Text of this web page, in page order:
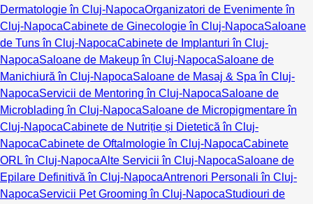
Dermatologie în Cluj-NapocaOrganizatori de Evenimente în
Cluj-NapocaCabinete de Ginecologie în Cluj-NapocaSaloane
de Tuns în Cluj-NapocaCabinete de Implanturi în Cluj-
NapocaSaloane de Makeup în Cluj-NapocaSaloane de
Manichiură în Cluj-NapocaSaloane de Masaj & Spa în Cluj-
NapocaServicii de Mentoring în Cluj-NapocaSaloane de
Microblading în Cluj-NapocaSaloane de Micropigmentare în
Cluj-NapocaCabinete de Nutriție și Dietetică în Cluj-
NapocaCabinete de Oftalmologie în Cluj-NapocaCabinete
ORL în Cluj-NapocaAlte Servicii în Cluj-NapocaSaloane de
Epilare Definitivă în Cluj-NapocaAntrenori Personali în Cluj-
NapocaServicii Pet Grooming în Cluj-NapocaStudiouri de